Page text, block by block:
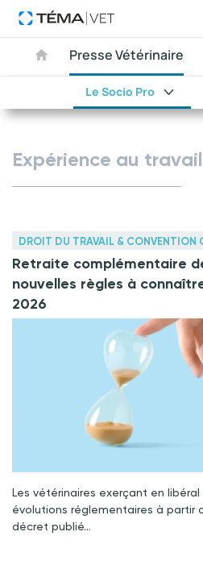
Presse Vétérinaire
Le Socio Pro
Expérience au travail
DROIT DU TRAVAIL & CONVENTION
Retraite complémentaire
nouvelles règles à
2026
Les vétérinaires exerçant en
évolutions réglementaires à partir
décret publié…